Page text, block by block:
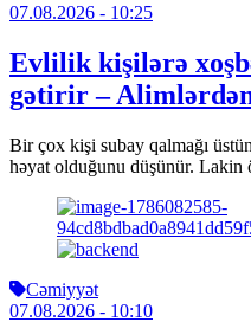
07.08.2026 - 10:25
Evlilik kişilərə
gətirir –
Bir çox kişi subay qalmağı
həyat olduğunu düşünür.
Cəmiyyət
07.08.2026 - 10:10